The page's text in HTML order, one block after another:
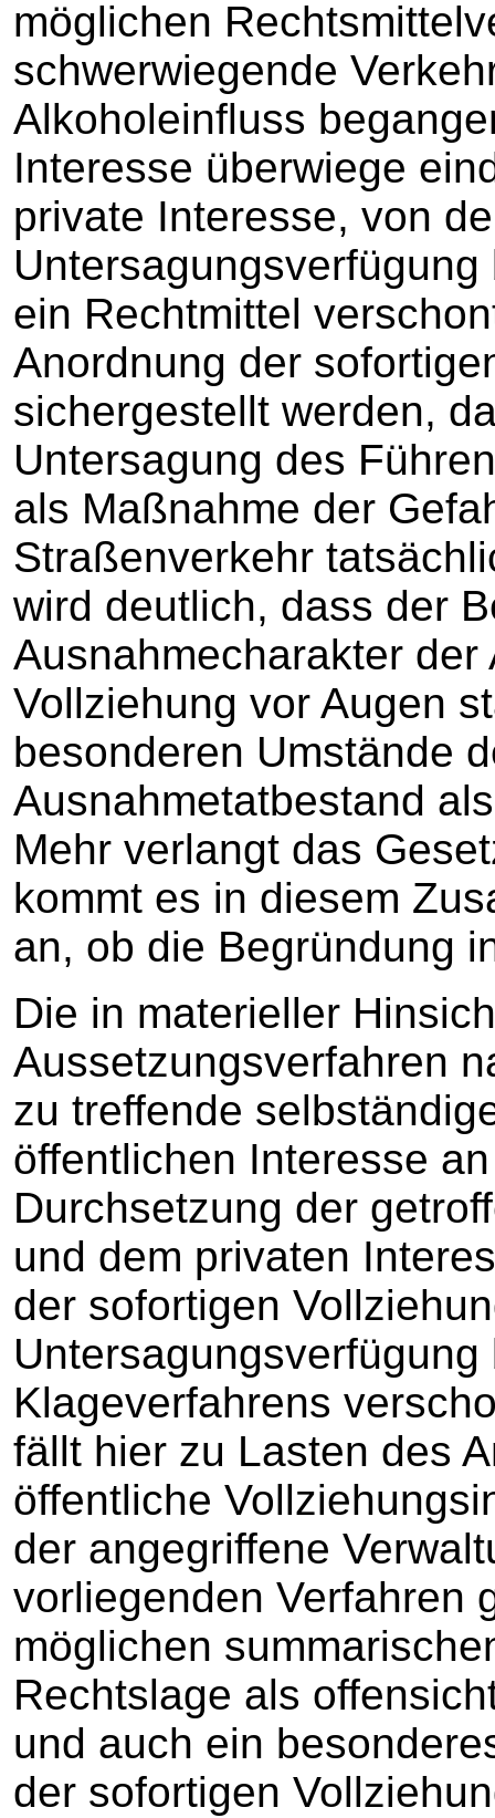
möglichen
schwerwiegende
Alkoholeinfluss
Interesse überwiege
private Interesse, von
ein Rechtmittel
Anordnung der
sichergestellt werden,
Untersagung des
als Maßnahme der
Straßenverkehr
wird deutlich, dass der
Ausnahmecharakter
Vollziehung vor Augen
besonderen Umstände
Ausnahmetatbestand
Mehr verlangt das
kommt es in diesem
an, ob die Begründung
Die in materieller
Aussetzungsverfahren
zu treffende
öffentlichen Interesse
Durchsetzung der
und dem privaten
der sofortigen
Klageverfahrens
fällt hier zu Lasten des
öffentliche
der angegriffene
vorliegenden Verfahren
möglichen
Rechtslage als
und auch ein
der sofortigen